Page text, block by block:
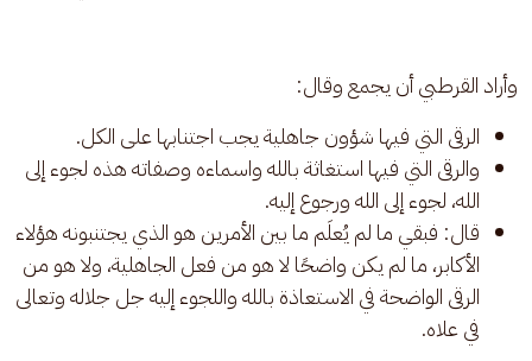
وأراد القرطبي أن يجمع وقال:
الرقى التي فيها شؤون جاهلية يجب اجتنابها على الكل.
والرقى التي فيها استغاثة بالله واسماءه وصفاته هذه لجوء إلى
الله، لجوء إلى الله ورجوع إليه.
قال: فبقي ما لم يُعلَم ما بين الأمرين هو الذي يجتنبونه هؤلاء
الأكابر، ما لم يكن واضحًا لا هو من فعل الجاهلية، ولا هو من
الرقى الواضحة في الاستعاذة بالله واللجوء إليه جل جلاله وتعالى
في علاه.